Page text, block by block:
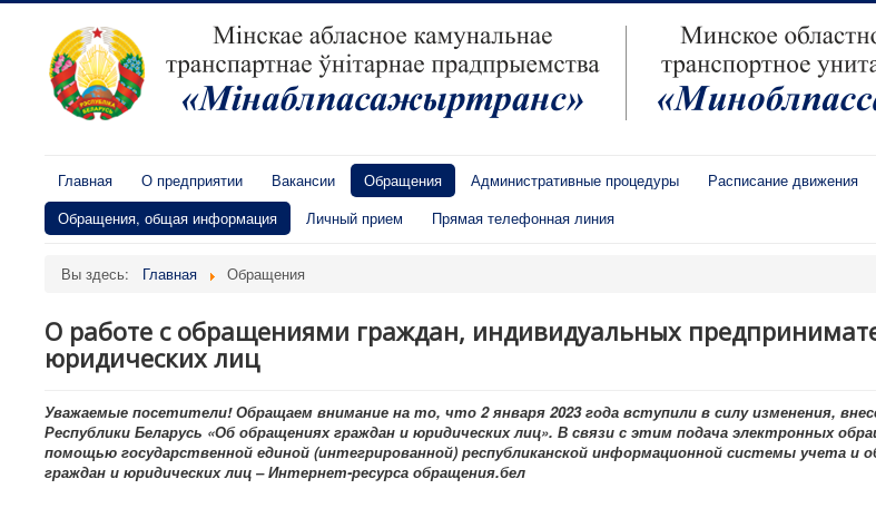
Главная О предприятии Вакансии Обращения Административные процедуры Расписание движения
Обращения, общая информация
Личный прием Прямая телефонная линия
Вы здесь: Главная Обращения
О работе с обращениями граждан, индивидуальных
юридических лиц
Уважаемые посетители! Обращаем внимание на то, что 2 января 2023 года вступили в силу изменения,
Республики Беларусь «Об обращениях граждан и юридических лиц». В связи с этим подача электронных
помощью государственной единой (интегрированной) республиканской информационной системы учета и
граждан и юридических лиц – Интернет-ресурса обращения.бел